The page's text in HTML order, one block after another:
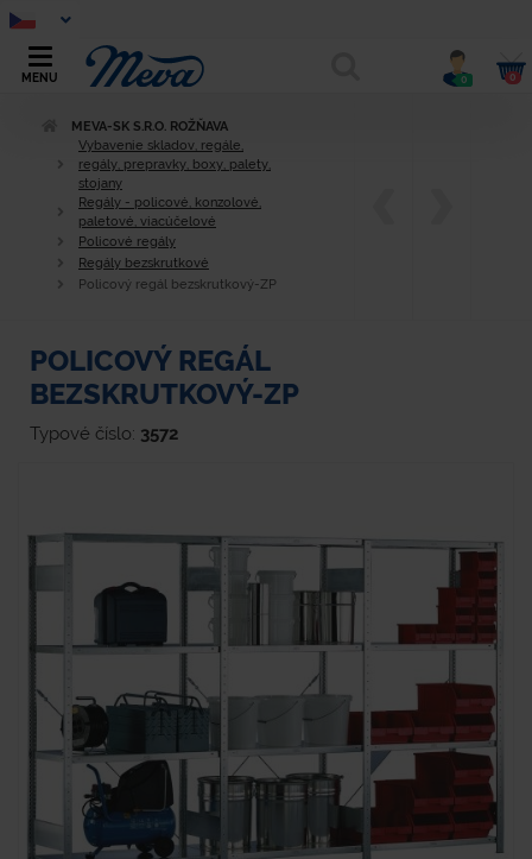
MENU 0 0
MEVA-SK S.R.O. ROŽŇAVA
Vybavenie skladov, regále,
regály, prepravky, boxy, palety,
stojany
Regály - policové, konzolové,
paletové, viacúčelové
Policové regály
Regály bezskrutkové
Policový regál bezskrutkový-ZP
POLICOVÝ REGÁL
BEZSKRUTKOVÝ-ZP
Typové číslo: 3572